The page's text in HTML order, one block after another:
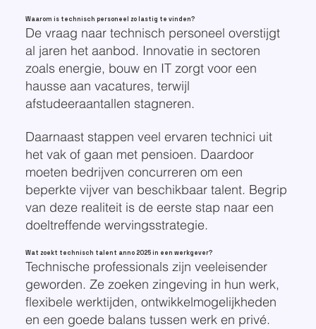
Waarom is technisch personeel zo lastig te vinden?
De vraag naar technisch personeel overstijgt
al jaren het aanbod. Innovatie in sectoren
zoals energie, bouw en IT zorgt voor een
hausse aan vacatures, terwijl
afstudeeraantallen stagneren.
Daarnaast stappen veel ervaren technici uit
het vak of gaan met pensioen. Daardoor
moeten bedrijven concurreren om een
beperkte vijver van beschikbaar talent. Begrip
van deze realiteit is de eerste stap naar een
doeltreffende wervingsstrategie.
Wat zoekt technisch talent anno 2025 in een werkgever?
Technische professionals zijn veeleisender
geworden. Ze zoeken zingeving in hun werk,
flexibele werktijden, ontwikkelmogelijkheden
en een goede balans tussen werk en privé.